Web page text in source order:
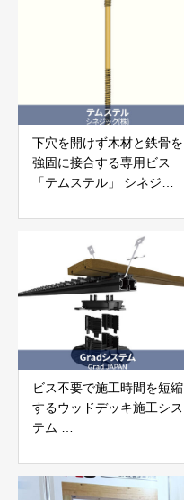
下穴を開けず木材と鉄骨を
強固に接合する専用ビス
「テムステル」 シネジッ
ビス不要で施工時間を短縮
するウッドデッキ施工シス
テム
JAPAN